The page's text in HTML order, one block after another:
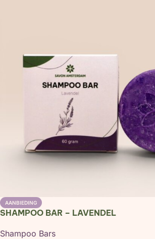
AANBIEDING
SHAMPOO BAR – LAVENDEL
Shampoo Bars